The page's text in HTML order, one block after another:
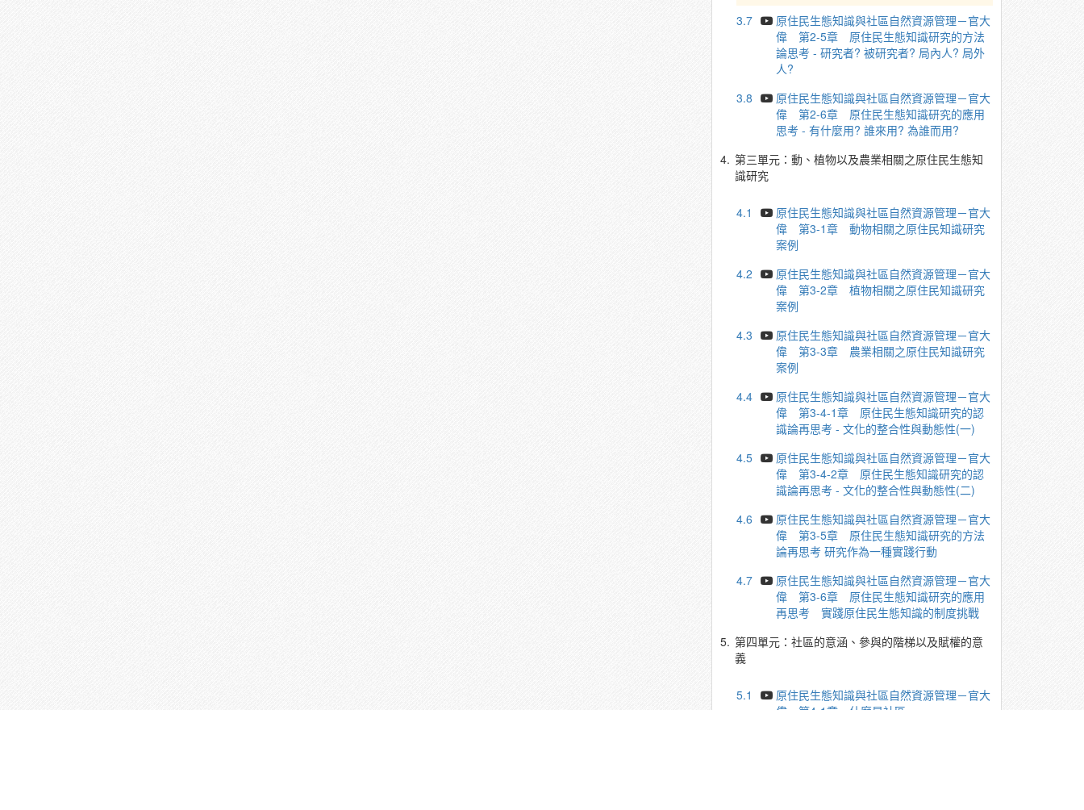
3.7
原住民生態知識與社區自然資源管理－官大
偉 第2-5章 原住民生態知識研究的方法
論思考 - 研究者? 被研究者? 局內人? 局外
人?
3.8
原住民生態知識與社區自然資源管理－官大
偉 第2-6章 原住民生態知識研究的應用
思考 - 有什麼用? 誰來用? 為誰而用?
4. 第三單元：動、植物以及農業相關之原住民生態知
識研究
4.1
原住民生態知識與社區自然資源管理－官大
偉 第3-1章 動物相關之原住民知識研究
案例
4.2
原住民生態知識與社區自然資源管理－官大
偉 第3-2章 植物相關之原住民知識研究
案例
4.3
原住民生態知識與社區自然資源管理－官大
偉 第3-3章 農業相關之原住民知識研究
案例
4.4
原住民生態知識與社區自然資源管理－官大
偉 第3-4-1章 原住民生態知識研究的認
識論再思考 - 文化的整合性與動態性(一)
4.5
原住民生態知識與社區自然資源管理－官大
偉 第3-4-2章 原住民生態知識研究的認
識論再思考 - 文化的整合性與動態性(二)
4.6
原住民生態知識與社區自然資源管理－官大
偉 第3-5章 原住民生態知識研究的方法
論再思考 研究作為一種實踐行動
4.7
原住民生態知識與社區自然資源管理－官大
偉 第3-6章 原住民生態知識研究的應用
再思考 實踐原住民生態知識的制度挑戰
5. 第四單元：社區的意涵、參與的階梯以及賦權的意
義
5.1
原住民生態知識與社區自然資源管理－官大
偉 第4-1章 什麼是社區